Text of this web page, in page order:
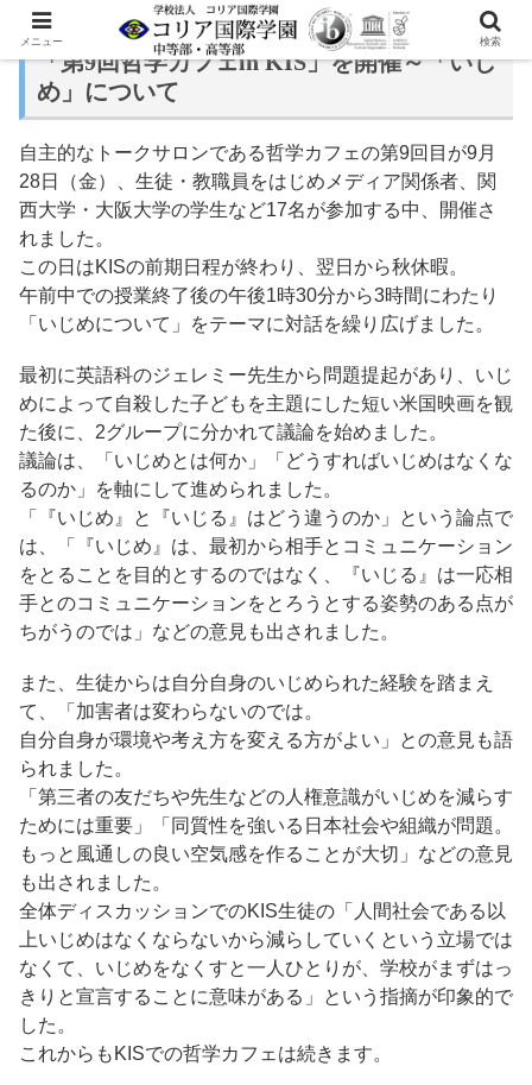
「第9回哲学カフェin KIS」を開催～「いじ
め」について
自主的なトークサロンである哲学カフェの第9回目が9月
28日（金）、生徒・教職員をはじめメディア関係者、関
西大学・大阪大学の学生など17名が参加する中、開催さ
れました。
この日はKISの前期日程が終わり、翌日から秋休暇。
午前中での授業終了後の午後1時30分から3時間にわたり
「いじめについて」をテーマに対話を繰り広げました。
最初に英語科のジェレミー先生から問題提起があり、いじ
めによって自殺した子どもを主題にした短い米国映画を観
た後に、2グループに分かれて議論を始めました。
議論は、「いじめとは何か」「どうすればいじめはなくな
るのか」を軸にして進められました。
「『いじめ』と『いじる』はどう違うのか」という論点で
は、「『いじめ』は、最初から相手とコミュニケーション
をとることを目的とするのではなく、『いじる』は一応相
手とのコミュニケーションをとろうとする姿勢のある点が
ちがうのでは」などの意見も出されました。
また、生徒からは自分自身のいじめられた経験を踏まえ
て、「加害者は変わらないのでは。
自分自身が環境や考え方を変える方がよい」との意見も語
られました。
「第三者の友だちや先生などの人権意識がいじめを減らす
ためには重要」「同質性を強いる日本社会や組織が問題。
もっと風通しの良い空気感を作ることが大切」などの意見
も出されました。
全体ディスカッションでのKIS生徒の「人間社会である以
上いじめはなくならないから減らしていくという立場では
なくて、いじめをなくすと一人ひとりが、学校がまずはっ
きりと宣言することに意味がある」という指摘が印象的で
した。
これからもKISでの哲学カフェは続きます。
メニュー 検索